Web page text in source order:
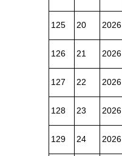
125 20 2026
126 21 2026
127 22 2026
128 23 2026
129 24 2026